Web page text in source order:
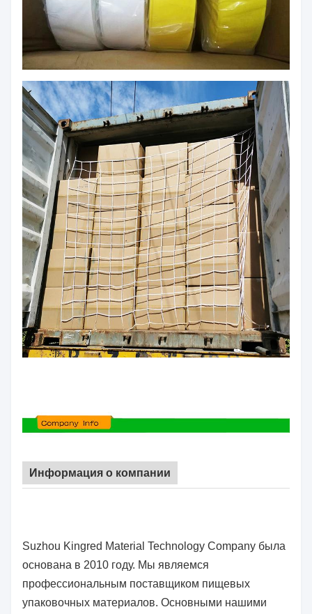
Информация о компании
Suzhou Kingred Material Technology Company была
основана в 2010 году. Мы являемся
профессиональным поставщиком пищевых
упаковочных материалов. Основными нашими